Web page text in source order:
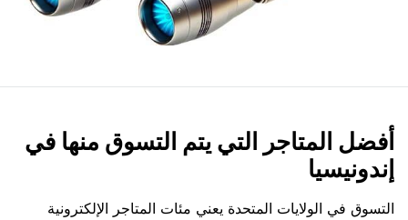
أفضل المتاجر التي يتم التسوق منها في
إندونيسيا
التسوق في الولايات المتحدة يعني مئات المتاجر الإلكترونية